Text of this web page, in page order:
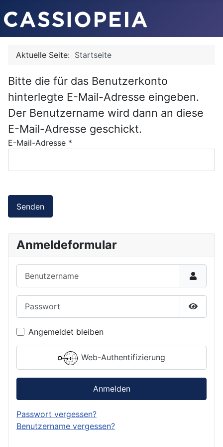
Aktuelle Seite: Startseite
Bitte die für das Benutzerkonto
hinterlegte E-Mail-Adresse eingeben.
Der Benutzername wird dann an diese
E-Mail-Adresse geschickt.
E-Mail-Adresse *
Senden
Anmeldeformular
Angemeldet bleiben
Web-Authentifizierung
Anmelden
Passwort vergessen?
Benutzername vergessen?